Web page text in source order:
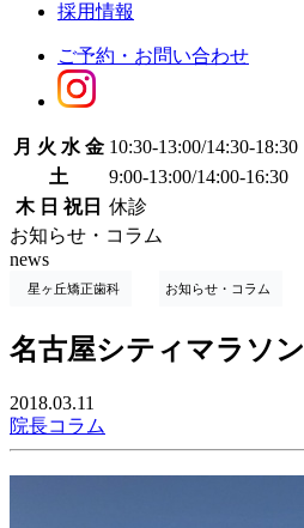
採用情報
ご予約・お問い合わせ
月 火 水 金 10:30-13:00/14:30-18:30
土
9:00-13:00/14:00-16:30
木 日 祝日 休診
お知らせ・コラム
news
星ヶ丘矯正歯科 お知らせ・コラム
名古屋シティマラソン
2018.03.11
院長コラム